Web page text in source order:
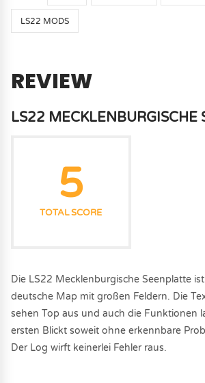
LS22 MODS
REVIEW
LS22 MECKLENBURGISCHE
5
TOTAL SCORE
Die LS22 Mecklenburgische Seenplatte
deutsche Map mit großen Feldern. Die
sehen Top aus und auch die Funktionen
ersten Blickt soweit ohne erkennbare
Der Log wirft keinerlei Fehler raus.